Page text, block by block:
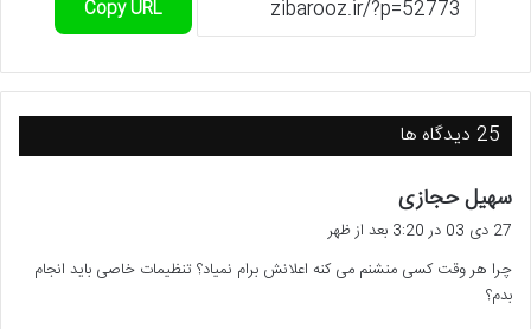
Copy URL
‫25 دیدگاه ها
سهیل حجازی
ف
:
27 دی 03 در 3:20 بعد از ظهر
چرا هر وقت کسی منشنم می کنه اعلانش برام نمیاد؟ تنظیمات خاصی باید انجام
بدم؟